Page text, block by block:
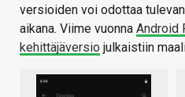
versioiden voi odottaa
aikana. Viime vuonna Android
kehittäjäversio julkaistiin